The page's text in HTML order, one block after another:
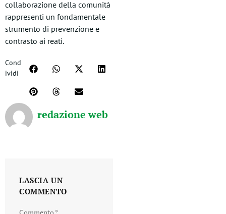
collaborazione della comunità
rappresenti un fondamentale
strumento di prevenzione e
contrasto ai reati.
Cond
ividi
redazione web
LASCIA UN
COMMENTO